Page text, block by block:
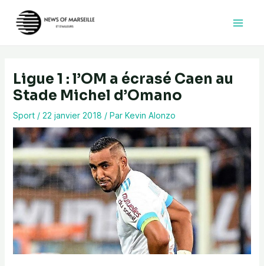
contenu
Ligue 1 : l’OM a écrasé Caen au
Stade Michel d’Omano
Sport/ 22 janvier 2018 / Par Kevin Alonzo